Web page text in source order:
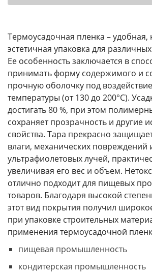
Термоусадочная пленка – удобная,
эстетичная упаковка для
Ее особенность заключается в
принимать форму содержимого и
прочную оболочку под
температуры (от 130 до 200°С).
достигать 80 %, при этом
сохраняет прозрачность и другие
свойства. Тара прекрасно
влаги, механических повреждений
ультрафиолетовых лучей,
увеличивая его вес и объем.
отлично подходит для пищевых
товаров. Благодаря высокой
этот вид покрытия получил
при упаковке строительных
применения термоусадочной
пищевая промышленность
кондитерская промышленность